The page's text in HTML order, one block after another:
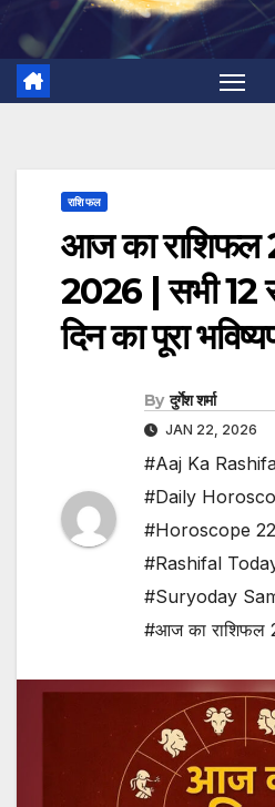
राशि फल
आज का राशिफल
2026 | सभी 12
दिन का पूरा
By दुर्गेश शर्मा
JAN 22, 2026
#Aaj Ka
#Daily
#Horoscope
#Rashifal
#Suryoday
#आज का राशिफल